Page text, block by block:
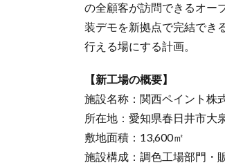
の全顧客が訪問できるオー
装デモを新拠点で完結でき
行える場にする計画。
【新工場の概要】
施設名称：関西ペイント株
所在地：愛知県春日井市大
敷地面積：13,600㎡
施設構成：調色工場部門・